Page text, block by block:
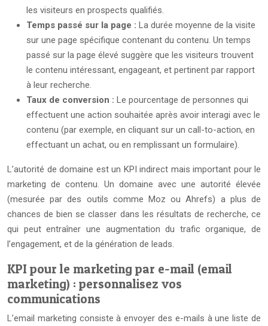
les visiteurs en prospects qualifiés.
Temps passé sur la page : La durée moyenne de la visite
sur une page spécifique contenant du contenu. Un temps
passé sur la page élevé suggère que les visiteurs trouvent
le contenu intéressant, engageant, et pertinent par rapport
à leur recherche.
Taux de conversion : Le pourcentage de personnes qui
effectuent une action souhaitée après avoir interagi avec le
contenu (par exemple, en cliquant sur un call-to-action, en
effectuant un achat, ou en remplissant un formulaire).
L’autorité de domaine est un KPI indirect mais important pour le
marketing de contenu. Un domaine avec une autorité élevée
(mesurée par des outils comme Moz ou Ahrefs) a plus de
chances de bien se classer dans les résultats de recherche, ce
qui peut entraîner une augmentation du trafic organique, de
l’engagement, et de la génération de leads.
KPI pour le marketing par e-mail (email
marketing) : personnalisez vos
communications
L’email marketing consiste à envoyer des e-mails à une liste de